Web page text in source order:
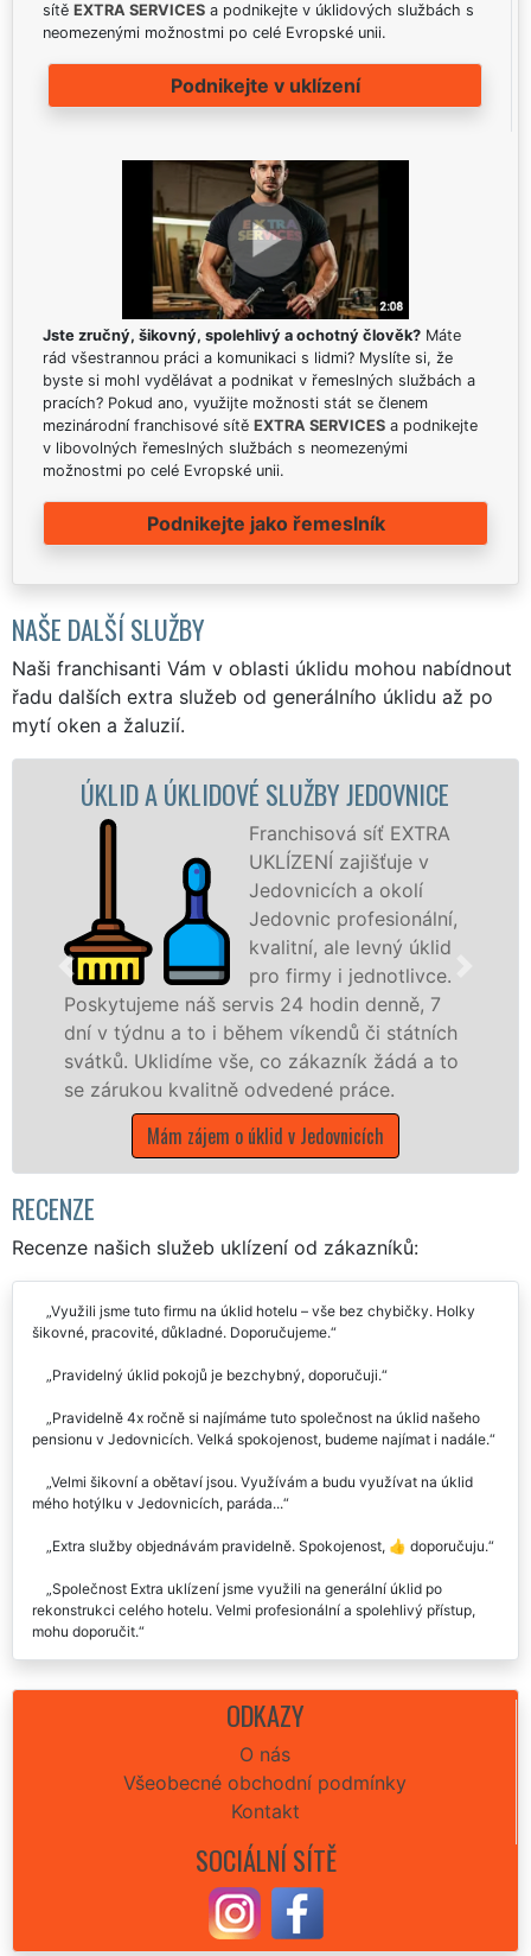
sítě EXTRA SERVICES a podnikejte v úklidových službách s
neomezenými možnostmi po celé Evropské unii.
Podnikejte v uklízení
Jste zručný, šikovný, spolehlivý a ochotný člověk? Máte
rád všestrannou práci a komunikaci s lidmi? Myslíte si, že
byste si mohl vydělávat a podnikat v řemeslných službách a
pracích? Pokud ano, využijte možnosti stát se členem
mezinárodní franchisové sítě EXTRA SERVICES a podnikejte
v libovolných řemeslných službách s neomezenými
možnostmi po celé Evropské unii.
Podnikejte jako řemeslník
NAŠE DALŠÍ SLUŽBY
Naši franchisanti Vám v oblasti úklidu mohou nabídnout
řadu dalších extra služeb od generálního úklidu až po
mytí oken a žaluzií.
SLUŽBY JEDOVNICE
Franchisová síť EXTRA
UKLÍZENÍ zajišťuje v
Jedovnicích a okolí
Jedovnic profesionální,
kvalitní, ale levný úklid
pro firmy i jednotlivce.
24 hodin denně, 7
víkendů či státních
co zákazník žádá a to
odvedené práce.
o úklid v Jedovnicích
ÚKLIDOVÁ
nabízíme pro
státní podniky, ale i
Jihomoravském
RECENZE
Recenze našich služeb uklízení od zákazníků:
Využili jsme tuto firmu na úklid hotelu – vše bez chybičky. Holky
šikovné, pracovité, důkladné. Doporučujeme.
Pravidelný úklid pokojů je bezchybný, doporučuji.
Pravidelně 4x ročně si najímáme tuto společnost na úklid našeho
pensionu v Jedovnicích. Velká spokojenost, budeme najímat i nadále.
Velmi šikovní a obětaví jsou. Využívám a budu využívat na úklid
mého hotýlku v Jedovnicích, paráda...
Extra služby objednávám pravidelně. Spokojenost, 👍 doporučuju.
Společnost Extra uklízení jsme využili na generální úklid po
rekonstrukci celého hotelu. Velmi profesionální a spolehlivý přístup,
mohu doporučit.
ODKAZY
O nás
Všeobecné obchodní podmínky
Kontakt
SOCIÁLNÍ SÍTĚ